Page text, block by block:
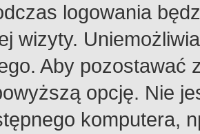
logowania
wizyty.
Aby pozostawać
opcję. Nie
komputera,